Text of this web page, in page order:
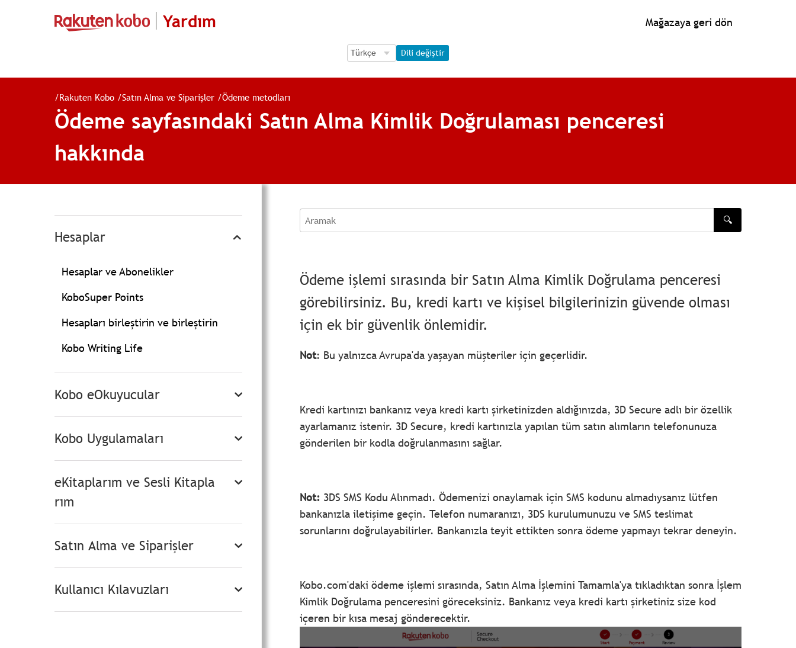
Yardım Mağazaya geri dön
Language Selection
Language Selection
Dili değiştir
/Rakuten Kobo /Satın Alma ve Siparişler /Ödeme metodları
Ödeme sayfasındaki Satın Alma Kimlik Doğrulaması penceresi
hakkında
Hesaplar
Hesaplar ve Abonelikler
KoboSuper Points
Hesapları birleştirin ve birleştirin
Kobo Writing Life
Kobo eOkuyucular
Kobo Uygulamaları
eKitaplarım ve Sesli Kitapla
rım
Satın Alma ve Siparişler
Kullanıcı Kılavuzları
Aramak
🔍
Ödeme işlemi sırasında bir Satın Alma Kimlik Doğrulama penceresi
görebilirsiniz. Bu, kredi kartı ve kişisel bilgilerinizin güvende olması
için ek bir güvenlik önlemidir.
Not: Bu yalnızca Avrupa'da yaşayan müşteriler için geçerlidir.
Kredi kartınızı bankanız veya kredi kartı şirketinizden aldığınızda, 3D Secure adlı bir özellik
ayarlamanız istenir. 3D Secure, kredi kartınızla yapılan tüm satın alımların telefonunuza
gönderilen bir kodla doğrulanmasını sağlar.
Not: 3DS SMS Kodu Alınmadı. Ödemenizi onaylamak için SMS kodunu almadıysanız lütfen
bankanızla iletişime geçin. Telefon numaranızı, 3DS kurulumunuzu ve SMS teslimat
sorunlarını doğrulayabilirler. Bankanızla teyit ettikten sonra ödeme yapmayı tekrar deneyin.
Kobo.com'daki ödeme işlemi sırasında, Satın Alma İşlemini Tamamla'ya tıkladıktan sonra İşlem
Kimlik Doğrulama penceresini göreceksiniz. Bankanız veya kredi kartı şirketiniz size kod
içeren bir kısa mesaj gönderecektir.